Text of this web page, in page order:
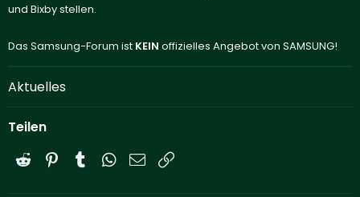
und Bixby stellen.
Das Samsung-Forum ist KEIN offizielles Angebot von SAMSUNG!
Aktuelles
Teilen
Reddit PinterestTumblrWhatsApp
E-Mail